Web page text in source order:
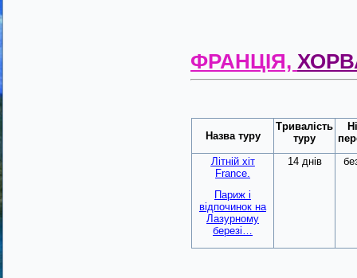
ФРАНЦІЯ,
Назва туру
Тривалість
туру
Літній хіт
France.
Париж і
відпочинок на
Лазурному
березі…
14 днів